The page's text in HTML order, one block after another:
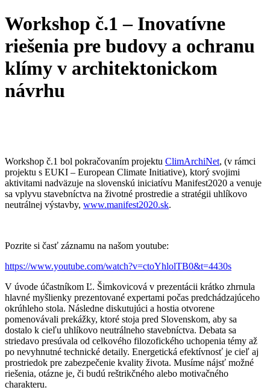
Workshop č.1 – Inovatívne
riešenia pre budovy a ochranu
klímy v architektonickom
návrhu
Workshop č.1 bol pokračovaním projektu ClimArchiNet, (v rámci
projektu s EUKI – European Climate Initiative), ktorý svojimi
aktivitami nadväzuje na slovenskú iniciatívu Manifest2020 a venuje
sa vplyvu stavebníctva na životné prostredie a stratégii uhlíkovo
neutrálnej výstavby, www.manifest2020.sk.
Pozrite si časť záznamu na našom youtube:
https://www.youtube.com/watch?v=ctoYhlolTB0&t=4430s
V úvode účastníkom Ľ. Šimkovicová v prezentácii krátko zhrnula
hlavné myšlienky prezentované expertami počas predchádzajúceho
okrúhleho stola. Následne diskutujúci a hostia otvorene
pomenovávali prekážky, ktoré stoja pred Slovenskom, aby sa
dostalo k cieľu uhlíkovo neutrálneho stavebníctva. Debata sa
striedavo presúvala od celkového filozofického uchopenia témy až
po nevyhnutné technické detaily. Energetická efektívnosť je cieľ aj
prostriedok pre zabezpečenie kvality života. Musíme nájsť možné
riešenia, otázne je, či budú reštrikčného alebo motivačného
charakteru.